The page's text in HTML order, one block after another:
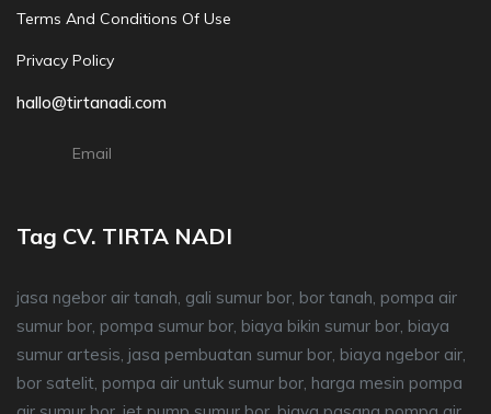
Terms And Conditions Of Use
Privacy Policy
hallo@tirtanadi.com
Email
Tag CV. TIRTA NADI
jasa ngebor air tanah, gali sumur bor, bor tanah, pompa air
sumur bor, pompa sumur bor, biaya bikin sumur bor, biaya
sumur artesis, jasa pembuatan sumur bor, biaya ngebor air,
bor satelit, pompa air untuk sumur bor, harga mesin pompa